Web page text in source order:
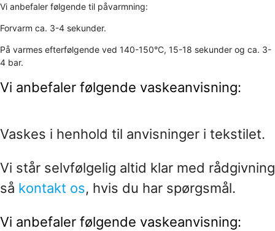
Vi anbefaler følgende til påvarmning:
Forvarm ca. 3-4 sekunder.
På varmes efterfølgende ved 140-150°C, 15-18 sekunder og ca. 3-
4 bar.
Vi anbefaler følgende vaskeanvisning:
Vaskes i henhold til anvisninger i tekstilet.
Vi står selvfølgelig altid klar med rådgivning
så kontakt os, hvis du har spørgsmål.
Vi anbefaler følgende vaskeanvisning: